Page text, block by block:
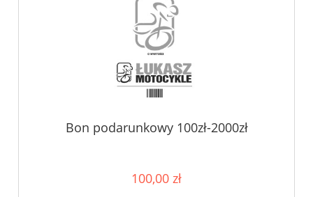
Bon podarunkowy 100zł-2000zł
100,00 zł